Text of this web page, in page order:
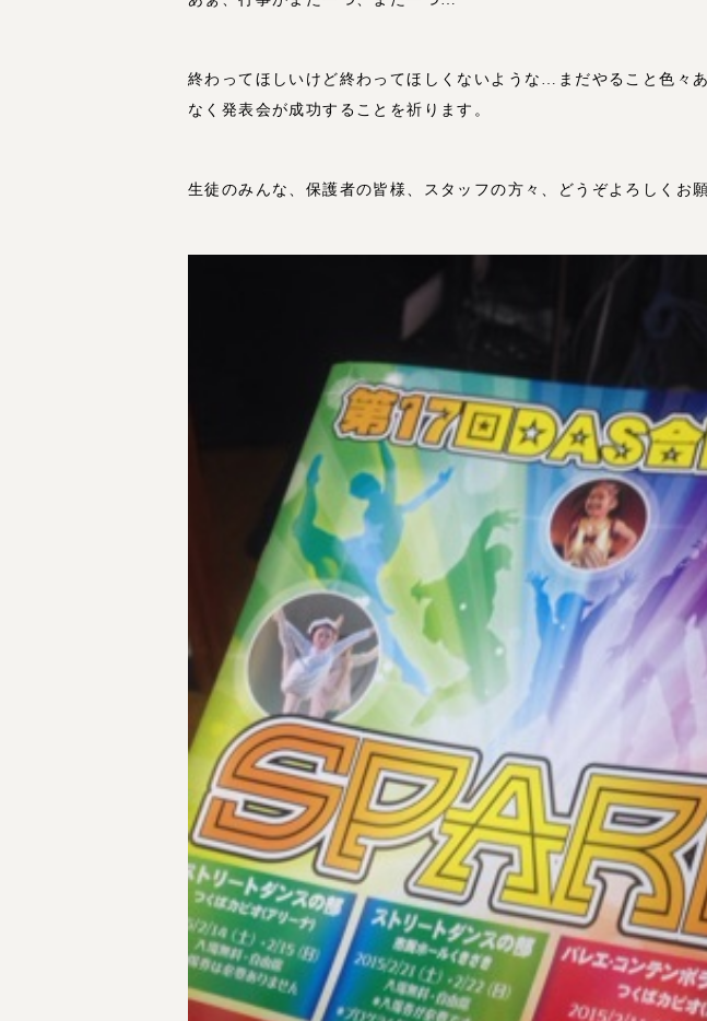
終わってほしいけど終わってほしくないような…まだやること色々
なく発表会が成功することを祈ります。
生徒のみんな、保護者の皆様、スタッフの方々、どうぞよろしくお